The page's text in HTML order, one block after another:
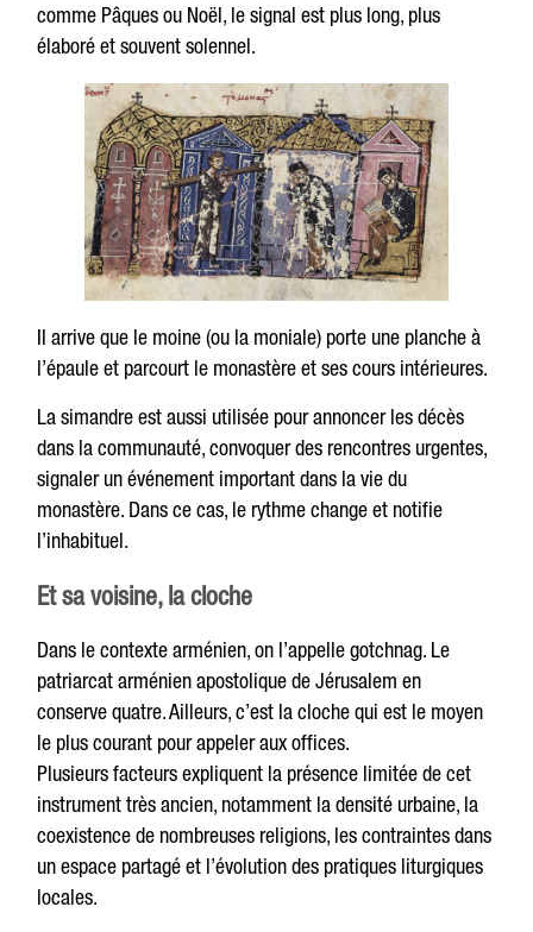
comme Pâques ou Noël, le signal est plus long, plus
élaboré et souvent solennel.
Il arrive que le moine (ou la moniale) porte une planche à
l’épaule et parcourt le monastère et ses cours intérieures.
La simandre est aussi utilisée pour annoncer les décès
dans la communauté, convoquer des rencontres urgentes,
signaler un événement important dans la vie du
monastère. Dans ce cas, le rythme change et notifie
l’inhabituel.
Et sa voisine, la cloche
Dans le contexte arménien, on l’appelle gotchnag. Le
patriarcat arménien apostolique de Jérusalem en
conserve quatre. Ailleurs, c’est la cloche qui est le moyen
le plus courant pour appeler aux offices.
Plusieurs facteurs expliquent la présence limitée de cet
instrument très ancien, notamment la densité urbaine, la
coexistence de nombreuses religions, les contraintes dans
un espace partagé et l’évolution des pratiques liturgiques
locales.